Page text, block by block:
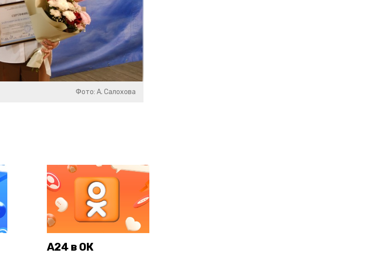
Фото: А. Салохова
А24 в ОК